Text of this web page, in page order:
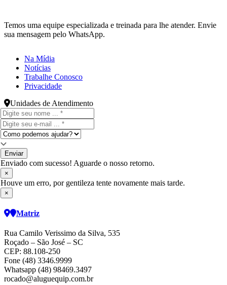
Temos uma equipe especializada e treinada para lhe atender. Envie
sua mensagem pelo WhatsApp.
Na Mídia
Notícias
Trabalhe Conosco
Privacidade
Unidades de Atendimento
Enviar
Enviado com sucesso! Aguarde o nosso retorno.
×
Houve um erro, por gentileza tente novamente mais tarde.
×
Matriz
Rua Camilo Verissimo da Silva, 535
Roçado – São José – SC
CEP: 88.108-250
Fone (48) 3346.9999
Whatsapp (48) 98469.3497
rocado@aluguequip.com.br